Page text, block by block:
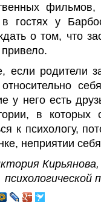
в гостях у
о том, что
если родители
относительно
у него есть
в
к психологу,
неприятии